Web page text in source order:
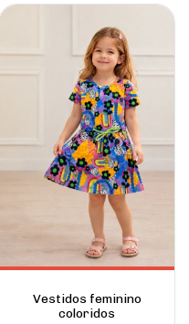
Vestidos feminino
coloridos